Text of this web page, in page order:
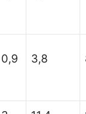
0,9 3,8